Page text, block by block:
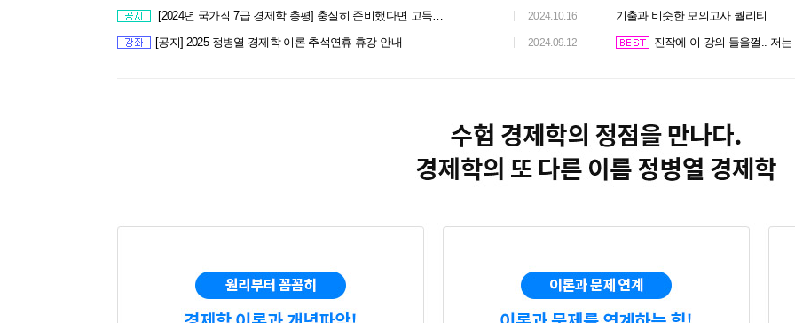
[2024년 국가직 7급 경제학 총평] 충실히 준비했다면 고득점을 받을 수 있는 시험 2024.10.16
[공지] 2025 정병열 경제학 이론 추석연휴 휴강 안내 2024.09.12
기출과 비슷한 모의고사 퀄리티
진작에 이 강의 들을껄.. 저